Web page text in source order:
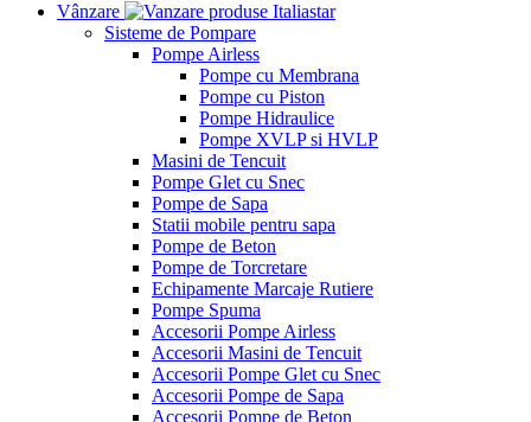
Vânzare
Sisteme de Pompare
Pompe Airless
Pompe cu Membrana
Pompe cu Piston
Pompe Hidraulice
Pompe XVLP si HVLP
Masini de Tencuit
Pompe Glet cu Snec
Pompe de Sapa
Statii mobile pentru sapa
Pompe de Beton
Pompe de Torcretare
Echipamente Marcaje Rutiere
Pompe Spuma
Accesorii Pompe Airless
Accesorii Masini de Tencuit
Accesorii Pompe Glet cu Snec
Accesorii Pompe de Sapa
Accesorii Pompe de Beton